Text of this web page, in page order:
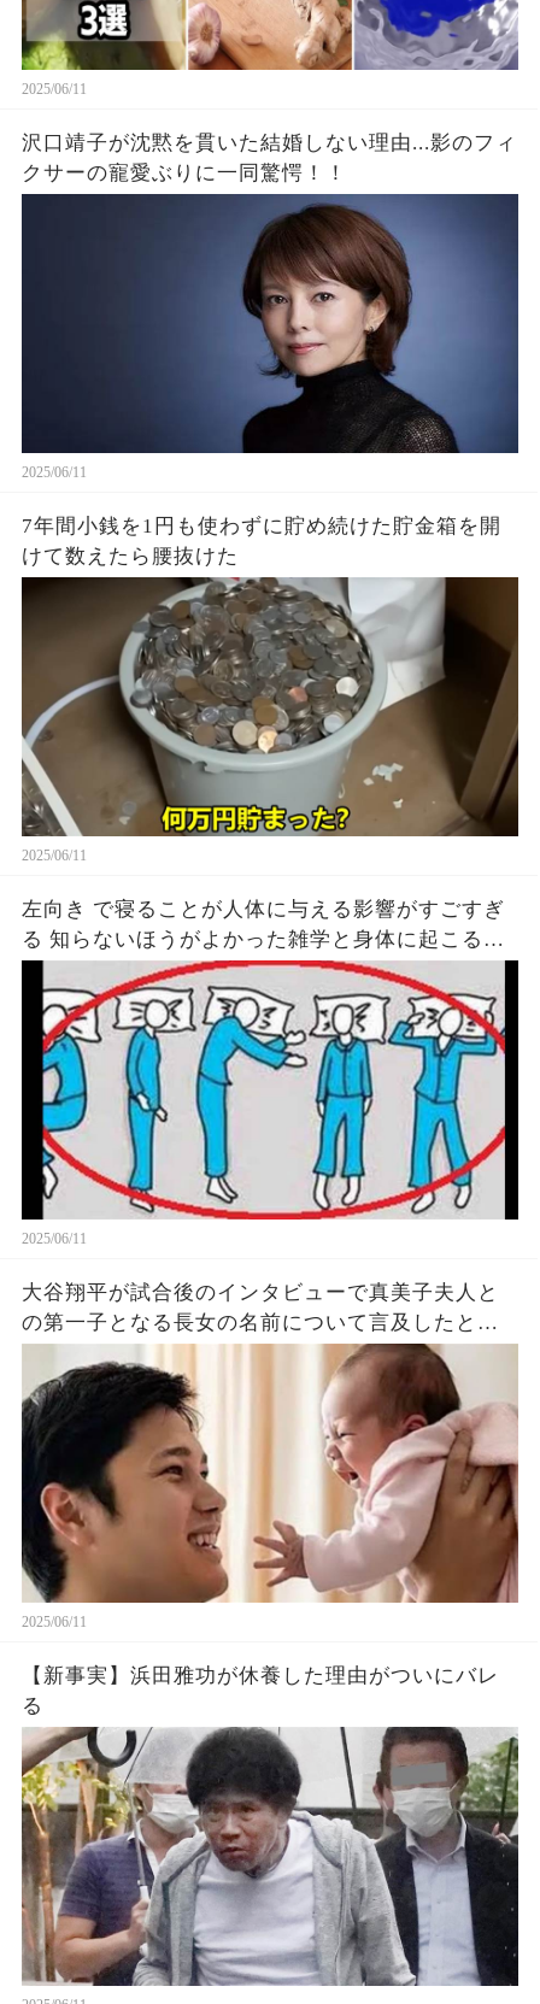
2025/06/11
沢口靖子が沈黙を貫いた結婚しない理由...影のフィ
クサーの寵愛ぶりに一同驚愕！！
2025/06/11
7年間小銭を1円も使わずに貯め続けた貯金箱を開
けて数えたら腰抜けた
2025/06/11
左向き で寝ることが人体に与える影響がすごすぎ
る 知らないほうがよかった雑学と身体に起こる現
象がヤバい… 驚くべき 大人の 面白いけど知ると後
悔
2025/06/11
大谷翔平が試合後のインタビューで真美子夫人と
の第一子となる長女の名前について言及したと話
題に！山本由伸や佐々木朗希は知ってそう！
2025/06/11
【新事実】浜田雅功が休養した理由がついにバレ
る